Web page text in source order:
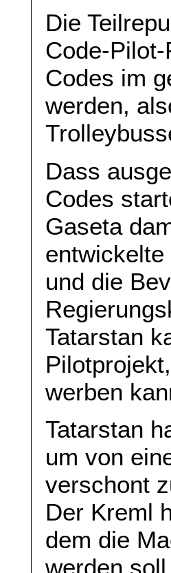
Die
Code-
Codes im
werden,
Dass
Codes
Gaseta
und die
Tatarstan
werben
Tatarstan
um von
verschont
Der Kreml
dem die
werden